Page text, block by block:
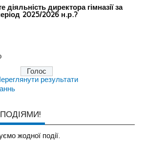
діяльність директора гімназії за
2025/2026 н.р.?
результати
жодної події.